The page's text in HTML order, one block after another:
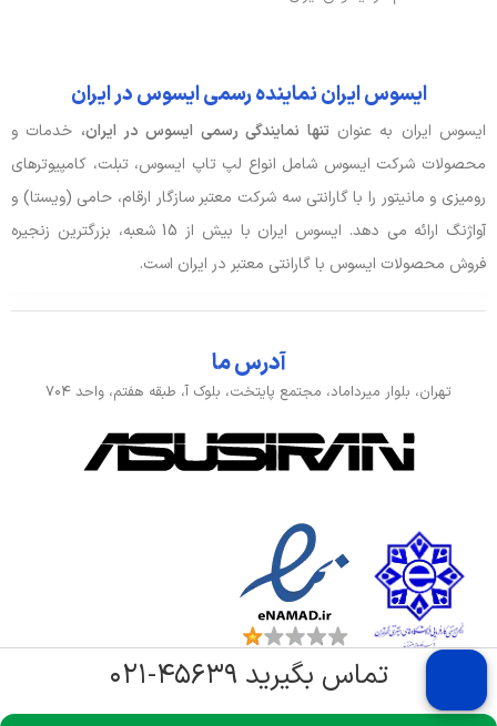
تماس بگیرید ۴۵۶۳۹-۰۲۱
ایسوس ایران نماینده رسمی ایسوس در ایران
ایسوس ایران به عنوان تنها نمایندگی رسمی ایسوس در ایران، خدمات و
محصولات شرکت ایسوس شامل انواع لپ تاپ ایسوس، تبلت، کامپیوترهای
رومیزی و مانیتور را با گارانتی سه شرکت معتبر سازگار ارقام، حامی (ویستا) و
آواژنگ ارائه می دهد. ایسوس ایران با بیش از 15 شعبه، بزرگترین زنجیره
فروش محصولات ایسوس با گارانتی معتبر در ایران است.
آدرس ما
تهران، بلوار میرداماد، مجتمع پایتخت، بلوک آ، طبقه هفتم، واحد ۷۰۴